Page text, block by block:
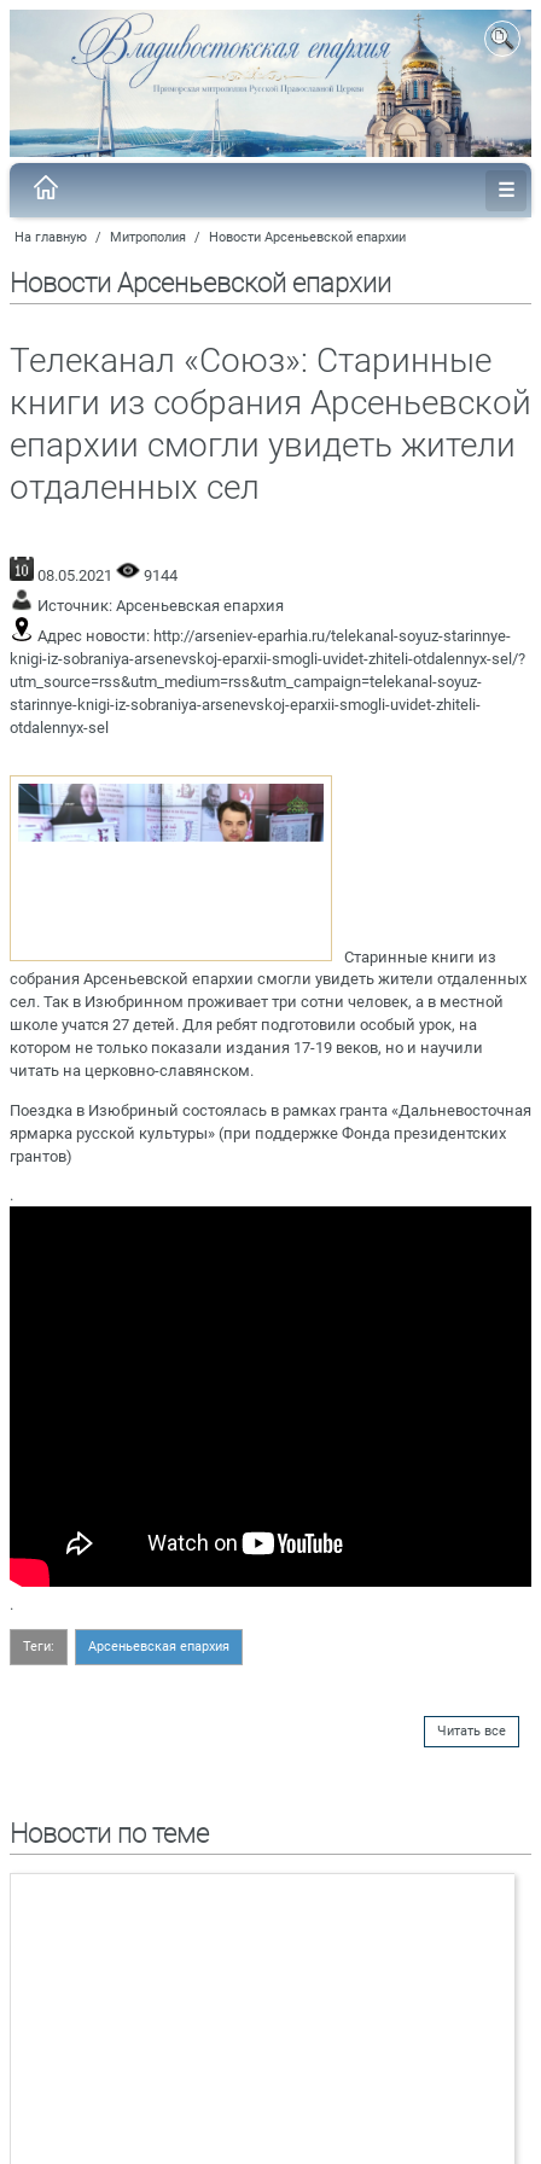
На главную / Митрополия / Новости Арсеньевской епархии
Новости Арсеньевской епархии
Телеканал «Союз»: Старинные
книги из собрания Арсеньевской
епархии смогли увидеть жители
отдаленных сел
08.05.2021
9144
Источник: Арсеньевская епархия
Адрес новости: http://arseniev-eparhia.ru/telekanal-soyuz-starinnye-
knigi-iz-sobraniya-arsenevskoj-eparxii-smogli-uvidet-zhiteli-otdalennyx-sel/?
utm_source=rss&utm_medium=rss&utm_campaign=telekanal-soyuz-
starinnye-knigi-iz-sobraniya-arsenevskoj-eparxii-smogli-uvidet-zhiteli-
otdalennyx-sel
Старинные книги из
собрания Арсеньевской епархии смогли увидеть жители отдаленных
сел. Так в Изюбринном проживает три сотни человек, а в местной
школе учатся 27 детей. Для ребят подготовили особый урок, на
котором не только показали издания 17-19 веков, но и научили
читать на церковно-славянском.
Поездка в Изюбриный состоялась в рамках гранта «Дальневосточная
ярмарка русской культуры» (при поддержке Фонда президентских
грантов)
.
.
Теги: Арсеньевская епархия
Читать все
Новости по теме